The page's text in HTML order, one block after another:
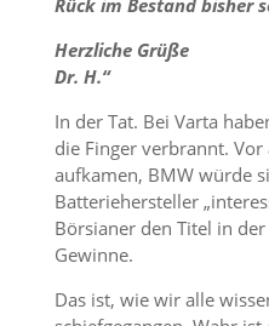
Rück im Bestand bisher
Herzliche Grüße
Dr. H.“
In der Tat. Bei Varta
die Finger verbrannt.
aufkamen, BMW würde
Batteriehersteller
Börsianer den Titel in
Gewinne.
Das ist, wie wir alle